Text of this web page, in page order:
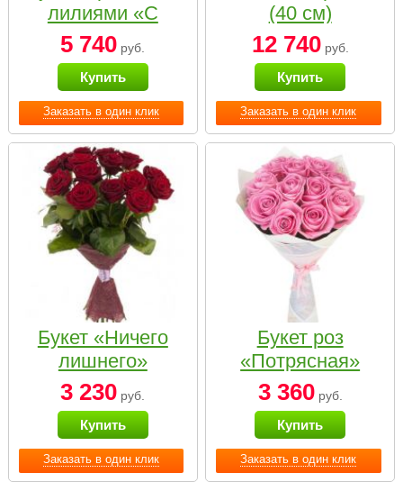
Заказать в один клик
лилиями «С
наилучшими
пожеланиями»
5 740 руб.
Купить
Заказать в один клик
(40 см)
12 740руб.
Купить
Заказать в один клик
Букет «Ничего
лишнего»
3 230 руб.
Купить
Заказать в один клик
Букет роз
«Потрясная»
3 360руб.
Купить